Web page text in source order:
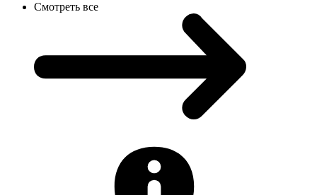
Смотреть все